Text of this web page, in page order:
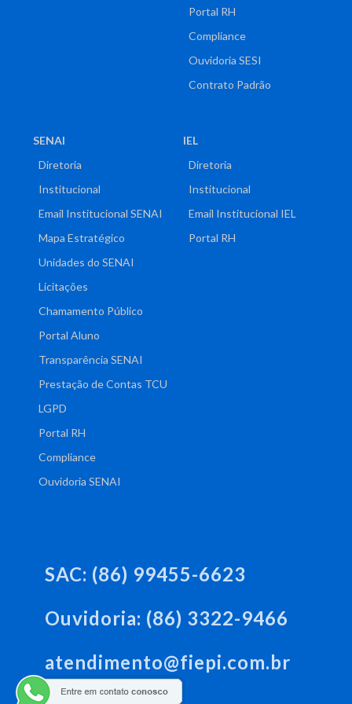
Portal RH
Compliance
Ouvidoria SESI
Contrato Padrão
SENAI
Diretoria
Institucional
Email Institucional SENAI
Mapa Estratégico
Unidades do SENAI
Licitações
Chamamento Público
Portal Aluno
Transparência SENAI
Prestação de Contas TCU
LGPD
Portal RH
Compliance
Ouvidoria SENAI
IEL
Diretoria
Institucional
Email Institucional IEL
Portal RH
SAC: (86) 99455-6623
Ouvidoria: (86) 3322-9466
atendimento@fiepi.com.br